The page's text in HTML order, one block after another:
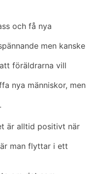
och få nya
men kanske
föräldrarna vill
nya människor, men
är alltid positivt när
man flyttar i ett